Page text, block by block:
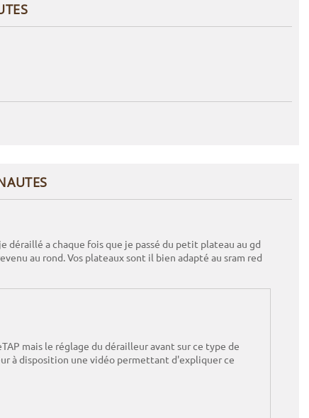
déraillé a chaque fois que je passé du petit plateau au gd
au rond. Vos plateaux sont il bien adapté au sram red
mais le réglage du dérailleur avant sur ce type de
à disposition une vidéo permettant d'expliquer ce